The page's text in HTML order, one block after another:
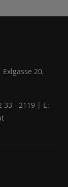
20,
33 - 2119 | E: